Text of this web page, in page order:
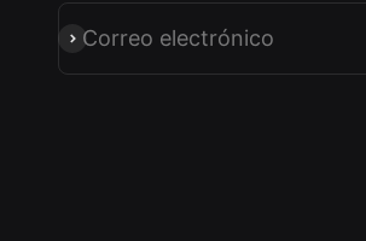
Correo electrónico
Suscribirse